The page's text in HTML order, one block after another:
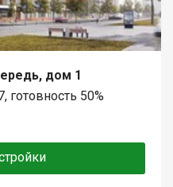
дом 1
50%